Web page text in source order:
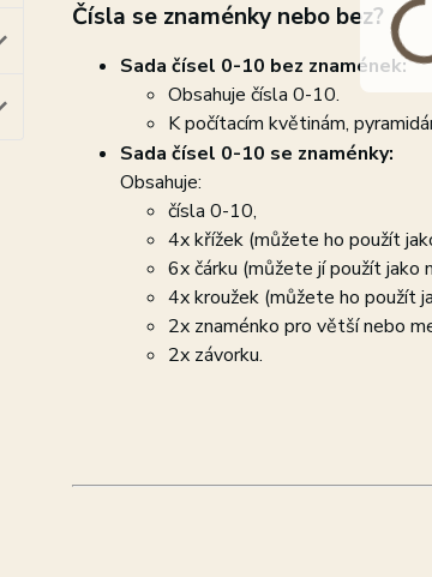
Čísla se znaménky nebo bez?
Sada čísel 0-10 bez znamének:
Obsahuje čísla 0-10.
K počítacím květinám,
Sada čísel 0-10 se znaménky:
Obsahuje:
čísla 0-10,
4x křížek (můžete ho použít
6x čárku (můžete jí použít jako
4x kroužek (můžete ho použít
2x znaménko pro větší nebo
2x závorku.